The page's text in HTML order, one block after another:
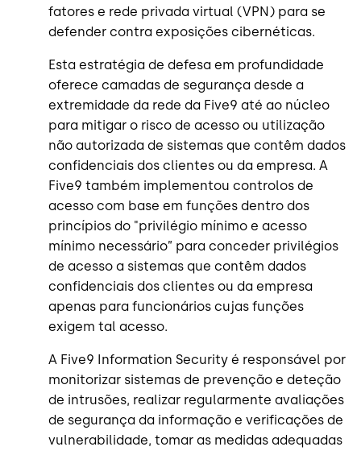
fatores e rede privada virtual (VPN) para se
defender contra exposições cibernéticas.
Esta estratégia de defesa em profundidade
oferece camadas de segurança desde a
extremidade da rede da Five9 até ao núcleo
para mitigar o risco de acesso ou utilização
não autorizada de sistemas que contêm dados
confidenciais dos clientes ou da empresa. A
Five9 também implementou controlos de
acesso com base em funções dentro dos
princípios do "privilégio mínimo e acesso
mínimo necessário” para conceder privilégios
de acesso a sistemas que contêm dados
confidenciais dos clientes ou da empresa
apenas para funcionários cujas funções
exigem tal acesso.
A Five9 Information Security é responsável por
monitorizar sistemas de prevenção e deteção
de intrusões, realizar regularmente avaliações
de segurança da informação e verificações de
vulnerabilidade, tomar as medidas adequadas